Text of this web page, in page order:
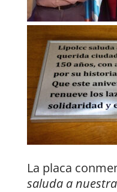
La placa
saluda a